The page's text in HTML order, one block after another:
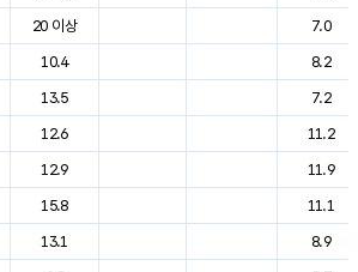
20 이상
7.0
10.4
8.2
13.5
7.2
12.6
11.2
12.9
11.9
15.8
11.1
13.1
8.9